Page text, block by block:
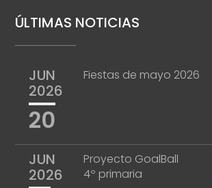
ÚLTIMAS NOTICIAS
JUN
2026
20
Fiestas de mayo 2026
JUN
2026
Proyecto GoalBall
4º primaria